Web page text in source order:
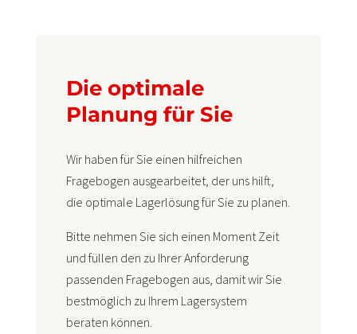
Die optimale
Planung für Sie
Wir haben für Sie einen hilfreichen
Fragebogen ausgearbeitet, der uns hilft,
die optimale Lagerlösung für Sie zu planen.
Bitte nehmen Sie sich einen Moment Zeit
und füllen den zu Ihrer Anforderung
passenden Fragebogen aus, damit wir Sie
bestmöglich zu Ihrem Lagersystem
beraten können.